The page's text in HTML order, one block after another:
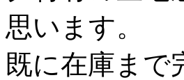
思います。
既に在庫まで